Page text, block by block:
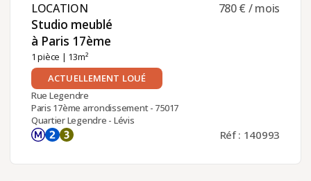
LOCATION ​
Studio meublé
à Paris 17ème ​
1 pièce | 13m²
780 € / mois
ACTUELLEMENT LOUÉ
Rue Legendre
Paris 17ème arrondissement - 75017
Quartier Legendre - Lévis
Réf : 140993